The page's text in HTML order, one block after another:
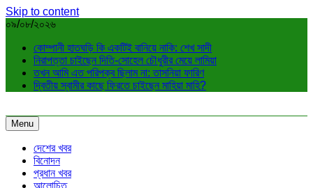
Skip to content
০৯/০৮/২০২৬
কোম্পানী হাতঘড়ি কি একটিই বানিয়ে নাকি: শেখ সাদী
নিরাপত্তা চাইছেন দিতি-সোহেল চৌধুরীর মেয়ে লামিয়া
তখন আমি এত পরিপক্ব ছিলাম না: তাসনিয়া ফারিণ
দ্বিতীয় স্বামীর কাছে ফিরতে চাইছেন মাহিয়া মাহি?
Menu
দেশের খবর
বিনোদন
প্রধান খবর
আলোচিত